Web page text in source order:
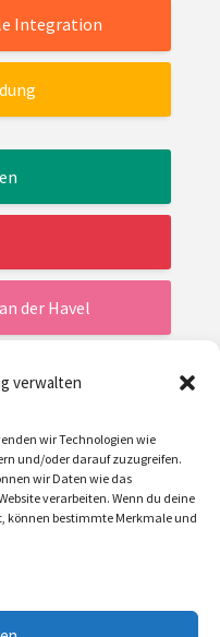
verwalten
wir Technologien wie
und/oder darauf zuzugreifen.
wir Daten wie das
verarbeiten. Wenn du deine
können bestimmte Merkmale und
Integration
der Havel